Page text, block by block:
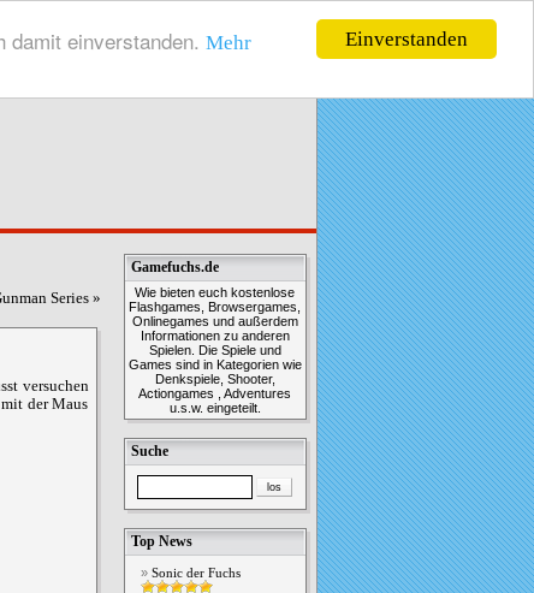
Einverstanden
einverstanden. Mehr
Series»
versuchen
der Maus
Gamefuchs.de
Wie bieten euch kostenlose
Flashgames, Browsergames,
Onlinegames und außerdem
Informationen zu anderen
Spielen. Die Spiele und
Games sind in Kategorien wie
Denkspiele, Shooter,
Actiongames , Adventures
u.s.w. eingeteilt.
Suche
Top News
Sonic der Fuchs